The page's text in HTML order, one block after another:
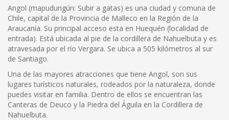
Angol (mapudungún: Subir a gatas) es una ciudad y comuna de
Chile, capital de la Provincia de Malleco en la Región de la
Araucanía. Su principal acceso esta en Huequén (localidad de
entrada). Está ubicada al pie de la cordillera de Nahuelbuta y es
atravesada por el río Vergara. Se ubica a 505 kilómetros al sur
de Santiago.
Una de las mayores atracciones que tiene Angol, son sus
lugares turísticos naturales, rodeados por la naturaleza, donde
puedes visitar en familia. Dentro de ellos se encuentran las
Canteras de Deuco y la Piedra del Águila en la Cordillera de
Nahuelbuta.